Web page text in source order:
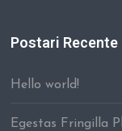
Postari Recente
Hello world!
Egestas Fringilla